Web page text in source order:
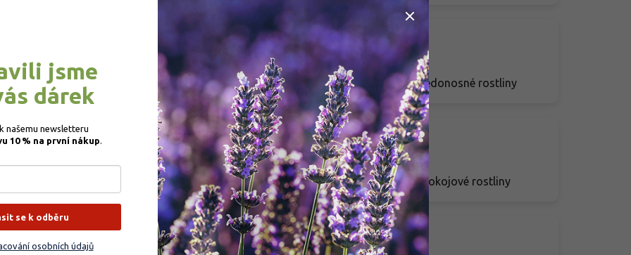
Živé ploty Stálezelené rostliny Medonosné rostliny
Vřesy a vřesovce Pokojové rostliny
jsme
dárek
našemu newsletteru
10 % na první nákup.
se k odběru
osobních údajů